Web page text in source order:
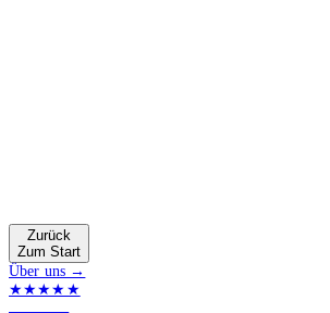
Zurück
Zum Start
Über uns →
★★★★★